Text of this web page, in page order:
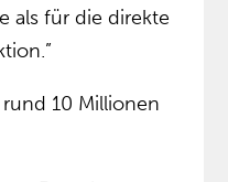
als für die direkte
10 Millionen